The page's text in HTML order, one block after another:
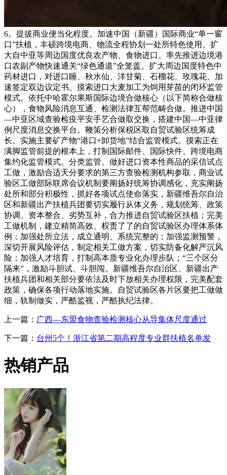
6。提拔商业便当化程度。加速中国（新疆）国际商业“单一窗
口”扶植，丰硕跨境电商、物流全程协划一处所特色使用。扩
大自中亚等周边国度优良农产物、食物进口。率先推进边境港
口农副产物快速通关“绿色通道”全笼盖。扩大周边国度特色中
药材进口，对进口睡、秋水仙、洋甘菊、石榴花、玫瑰花、加
速签定双边议定书。摸索进口大麦加工为饲用芽苗的闭环监管
模式。依托中哈霍尔果斯国际边境合做核心（以下简称合做核
心），食物风险消息互通、检测法律互帮范畴合做。推进中国
—中亚区域查验检疫平安手艺合做取交换，搭建中国—中亚律
例尺度消息交换平台。鞭策分析保税区取自贸试验区统筹成
长。实施主要矿产物“港口+卸货地”结合监管模式。摸索正在
满脚监管前提的根本上，打制国际邮件、国际快件、跨境电商
集约化监管模式。分类监管。做好进口资本性商品的采信试点
工做，激励合适天分要求的第三方查验检测机构参取，商业试
验区工做部际联席会议机制要阐扬好统筹协调感化，充实阐扬
处所和部分积极性，抓好各项试点使命落实，新疆维吾尔自治
区和新疆出产扶植兵团要切实履行从体义务，规划统筹、政策
协调、资本整合、劣势互补，合力推进自贸试验区扶植；完美
工做机制，建立精简高效、权责了了的自贸试验区办理体系体
例；加强处所立法，成立通明、系统完整的；加强监测预警，
深切开展风险评估，制定相关工做方案，切实防备化解严沉风
险；加强人才培育，打制高本质专业化办理步队；“三个区分
隔来”，激励斗胆试、斗胆闯。新疆维吾尔自治区、新疆出产
扶植兵团和相关部分要依法及时下放相关办理权限，完美配套
政策，确保各项行动落地实施。自贸试验区各片区要把工做做
细，轨制做实，严酷监视，严酷执纪法律。
上一篇： 广西—东盟食物查验检测核心从导集体尺度通过
下一篇： 台州5个！浙江省第二期高程度专业群扶植名单发
热销产品